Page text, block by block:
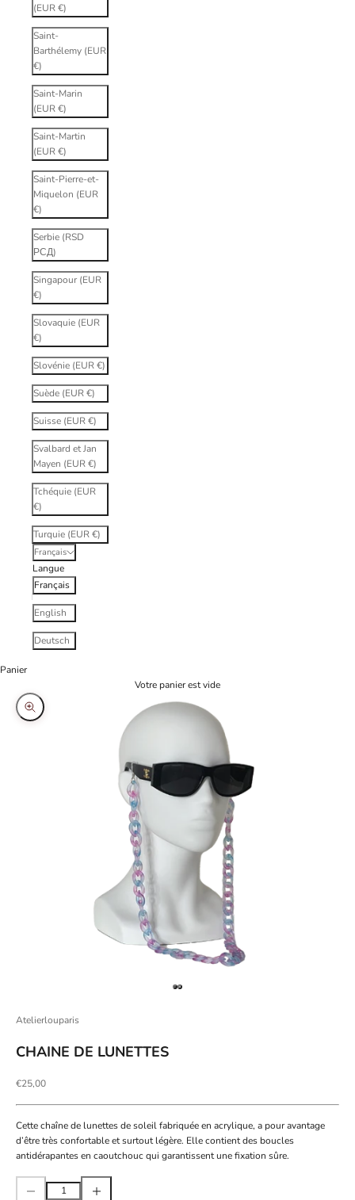
(EUR €)
Saint-
Barthélemy (EUR
€)
Saint-Marin
(EUR €)
Saint-Martin
(EUR €)
Saint-Pierre-et-
Miquelon (EUR
€)
Serbie (RSD
РСД)
Singapour (EUR
€)
Slovaquie (EUR
€)
Slovénie (EUR €)
Suède (EUR €)
Suisse (EUR €)
Svalbard et Jan
Mayen (EUR €)
Tchéquie (EUR
€)
Turquie (EUR €)
Français
Langue
Français
English
Deutsch
Panier
Votre panier est vide
Zoomer sur l'image
Aller à l'élément 1
Aller à l'élément 2
Atelierlouparis
CHAINE DE LUNETTES
Prix de vente
€25,00
Cette chaîne de lunettes de soleil fabriquée en acrylique, a pour avantage
d’être très confortable et surtout légère. Elle contient des boucles
antidérapantes en caoutchouc qui garantissent une fixation sûre.
Diminuer la quantité